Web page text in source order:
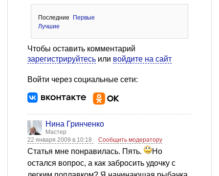
Последние
Первые
Лучшие
Чтобы оставить комментарий
зарегистрируйтесь или войдите на сайт
Войти через социальные сети:
Нина Гринченко
Мастер
22 января 2009 в 10:18
Сообщить модератору
Статья мне понравилась. Пять.
Но
остался вопрос, а как забросить удочку с